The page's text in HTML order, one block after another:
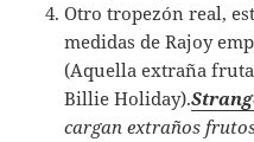
Otro tropezón real,
medidas de Rajoy
(Aquella extraña
Billie Holiday).
cargan extraños